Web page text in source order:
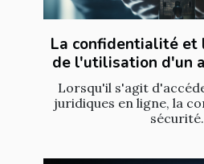
La confidentialité et
de l'utilisation d'un
Lorsqu'il s'agit
juridiques en ligne, la